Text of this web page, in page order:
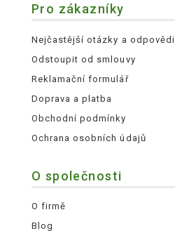
Pro zákazníky
Nejčastější otázky a odpovědi
Odstoupit od smlouvy
Reklamační formulář
Doprava a platba
Obchodní podmínky
Ochrana osobních údajů
O společnosti
O firmě
Blog